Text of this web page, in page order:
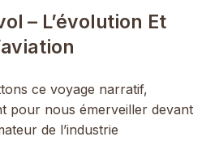
– L’évolution Et
ce voyage narratif,
pour nous émerveiller devant
de l’industrie